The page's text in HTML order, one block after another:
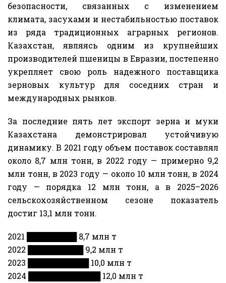
безопасности, связанных с изменением
климата, засухами и нестабильностью поставок
из ряда традиционных аграрных регионов.
Казахстан, являясь одним из крупнейших
производителей пшеницы в Евразии, постепенно
укрепляет свою роль надежного поставщика
зерновых культур для соседних стран и
международных рынков.
За последние пять лет экспорт зерна и муки
Казахстана демонстрировал устойчивую
динамику. В 2021 году объем поставок составлял
около 8,7 млн тонн, в 2022 году — примерно 9,2
млн тонн, в 2023 году — около 10 млн тонн, в 2024
году — порядка 12 млн тонн, а в 2025–2026
сельскохозяйственном сезоне показатель
достиг 13,1 млн тонн.
2021 █████████ 8,7 млн т
2022 ██████████ 9,2 млн т
2023 ███████████ 10,0 млн т
2024 █████████████ 12,0 млн т